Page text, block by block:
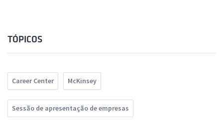
TÓPICOS
Career Center McKinsey
Sessão de apresentação de empresas